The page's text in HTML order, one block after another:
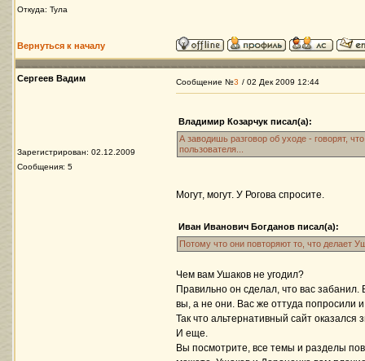
Откуда: Тула
Вернуться к началу
Сергеев Вадим
Зарегистрирован: 02.12.2009
Сообщения: 5
Сообщение №3 / 02 Дек 2009 12:44
Владимир Козарчук писал(а):
А заводишь разговор об уходе - говорят,
пользователя...
Могут, могут. У Рогова спросите.
Иван Иванович Богданов писал(а):
Потому что они повторяют то, что делает
Чем вам Ушаков не угодил?
Правильно он сделал, что вас
вы, а не они. Вас же оттуда попросили
Так что альтернативный сайт оказался
И еще.
Вы посмотрите, все темы и разделы